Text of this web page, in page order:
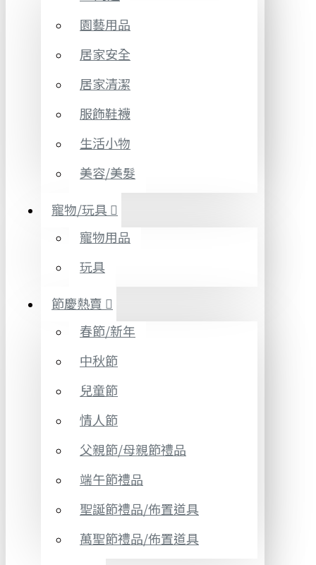
園藝用品
居家安全
居家清潔
服飾鞋襪
生活小物
美容/美髮
寵物/玩具
寵物用品
玩具
節慶熱賣
春節/新年
中秋節
兒童節
情人節
父親節/母親節禮品
端午節禮品
聖誕節禮品/佈置道具
萬聖節禮品/佈置道具